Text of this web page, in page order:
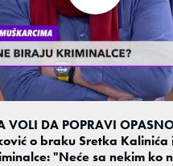
VOLI DA POPRAVI
o braku Sretka Kalinića
"Neće sa nekim ko